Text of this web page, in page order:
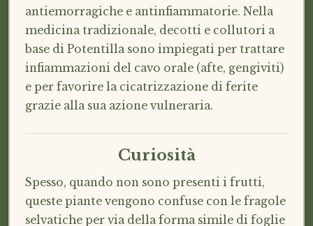
antiemorragiche e antinfiammatorie. Nella
medicina tradizionale, decotti e collutori a
base di Potentilla sono impiegati per trattare
infiammazioni del cavo orale (afte, gengiviti)
e per favorire la cicatrizzazione di ferite
grazie alla sua azione vulneraria.
Curiosità
Spesso, quando non sono presenti i frutti,
queste piante vengono confuse con le fragole
selvatiche per via della forma simile di foglie